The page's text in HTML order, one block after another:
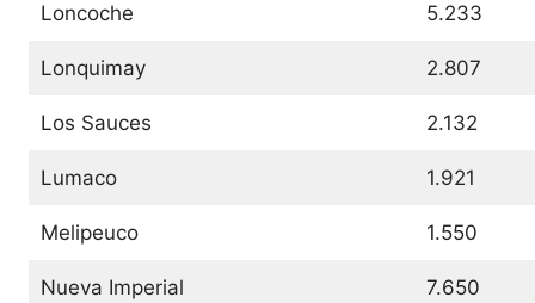
Loncoche 5.233
Lonquimay 2.807
Los Sauces 2.132
Lumaco 1.921
Melipeuco 1.550
Nueva Imperial 7.650